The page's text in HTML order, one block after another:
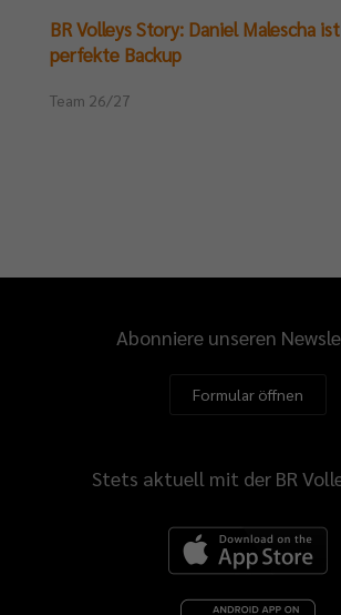
BR Volleys Story: Daniel Malescha
perfekte Backup
Team 26/27
Abonniere unseren
Formular öffnen
Stets aktuell mit der BR